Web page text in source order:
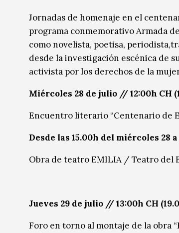
Música
Música
Sin categoríaSin categoría
Jornadas de homenaje en el
programa conmemorativo Armada
como novelista, poetisa,
desde la investigación escénica de
activista por los derechos de la
Miércoles 28 de julio // 12:00h CH
Encuentro literario “Centenario de
Desde las 15.00h del miércoles 28
Obra de teatro EMILIA / Teatro del
Jueves 29 de julio // 13:00h CH
Foro en torno al montaje de la obra